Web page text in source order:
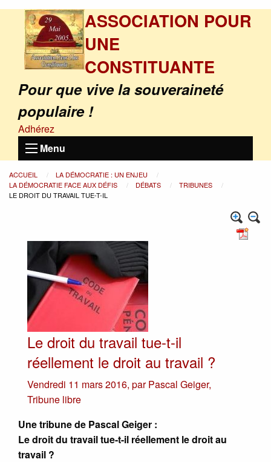
ASSOCIATION POUR
UNE
CONSTITUANTE
Pour que vive la souveraineté
populaire !
Adhérez
Menu
ACCUEIL
LA DÉMOCRATIE : UN ENJEU
LA DÉMOCRATIE FACE AUX DÉFIS
DÉBATS
TRIBUNES
LE DROIT DU TRAVAIL TUE-T-IL
Le droit du travail tue-t-il
réellement le droit au travail ?
Vendredi 11 mars 2016, parPascal Geiger,
Tribune libre
Une tribune de Pascal Geiger :
Le droit du travail tue-t-il réellement le droit au
travail ?